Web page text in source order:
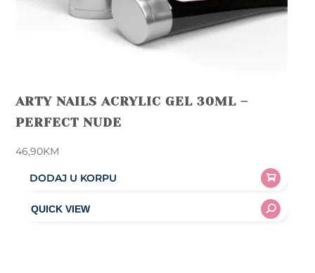
ARTY NAILS ACRYLIC GEL 30ML –
PERFECT NUDE
46,90KM
DODAJ U KORPU